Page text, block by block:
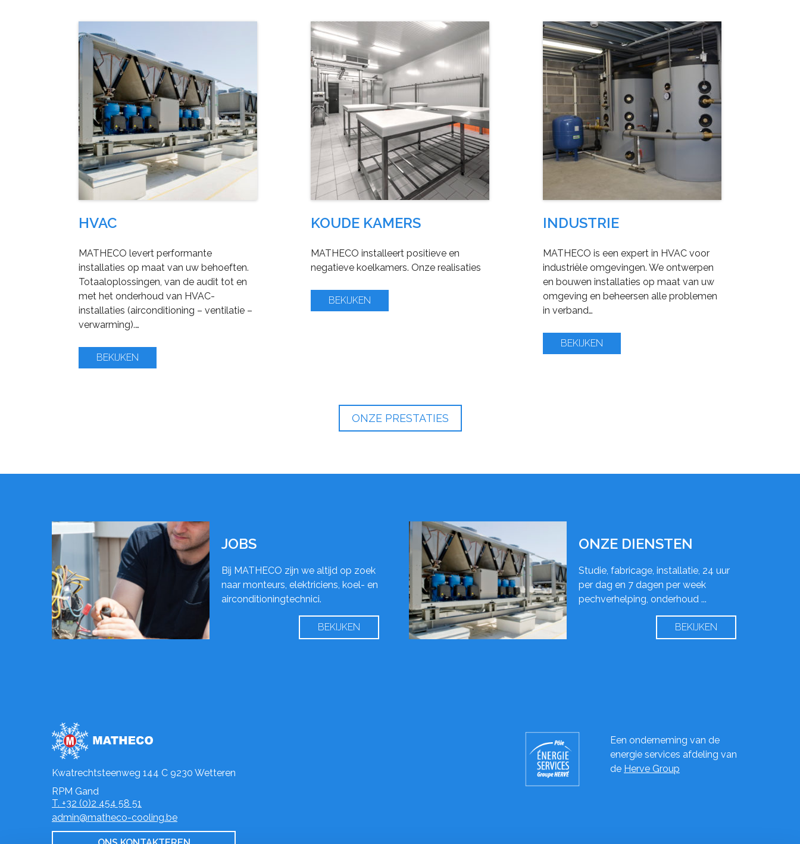
HVAC
MATHECO levert performante
installaties op maat van uw behoeften.
Totaaloplossingen, van de audit tot en
met het onderhoud van HVAC-
installaties (airconditioning – ventilatie –
verwarming).…
BEKIJKEN
KOUDE KAMERS
MATHECO installeert positieve en
negatieve koelkamers. Onze realisaties
BEKIJKEN
INDUSTRIE
MATHECO is een expert in HVAC voor
industriële omgevingen. We ontwerpen
en bouwen installaties op maat van uw
omgeving en beheersen alle problemen
in verband…
BEKIJKEN
ONZE PRESTATIES
JOBS
Bij MATHECO zijn we altijd op zoek
naar monteurs, elektriciens, koel- en
airconditioningtechnici.
BEKIJKEN
ONZE DIENSTEN
Studie, fabricage, installatie, 24 uur
per dag en 7 dagen per week
pechverhelping, onderhoud ...
BEKIJKEN
Kwatrechtsteenweg 144 C 9230 Wetteren
RPM Gand
T. +32 (0)2 454 58 51
admin@matheco-cooling.be
Een onderneming van de
energie services afdeling van
de Herve Group